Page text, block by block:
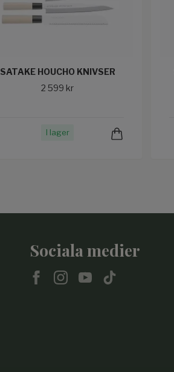
SATAKE HOUCHO KNIVSER
2 599 kr
I lager
Sociala medier